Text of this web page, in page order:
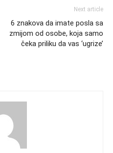
Next article
6 znakova da imate posla sa
zmijom od osobe, koja samo
čeka priliku da vas ‘ugrize’